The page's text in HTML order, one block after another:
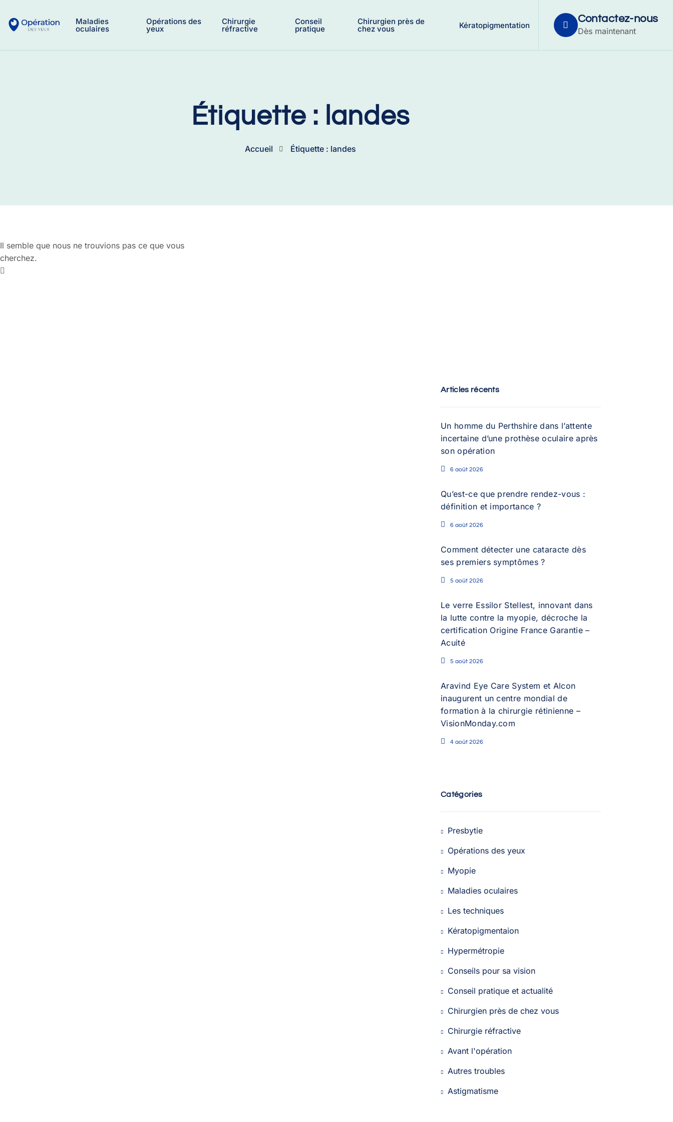
Maladies
oculaires
Opérations des
yeux
Chirurgie
réfractive
Conseil
pratique
Chirurgien près de
chez vous Kératopigmentation
Contactez-nous
Dès maintenant
Étiquette : landes
Accueil Étiquette : landes
Il semble que nous ne trouvions pas ce que vous
cherchez.
Articles récents
Un homme du Perthshire dans l’attente
incertaine d’une prothèse oculaire après
son opération
6 août 2026
Qu’est-ce que prendre rendez-vous :
définition et importance ?
6 août 2026
Comment détecter une cataracte dès
ses premiers symptômes ?
5 août 2026
Le verre Essilor Stellest, innovant dans
la lutte contre la myopie, décroche la
certification Origine France Garantie –
Acuité
5 août 2026
Aravind Eye Care System et Alcon
inaugurent un centre mondial de
formation à la chirurgie rétinienne –
VisionMonday.com
4 août 2026
Catégories
Presbytie
Opérations des yeux
Myopie
Maladies oculaires
Les techniques
Kératopigmentaion
Hypermétropie
Conseils pour sa vision
Conseil pratique et actualité
Chirurgien près de chez vous
Chirurgie réfractive
Avant l'opération
Autres troubles
Astigmatisme